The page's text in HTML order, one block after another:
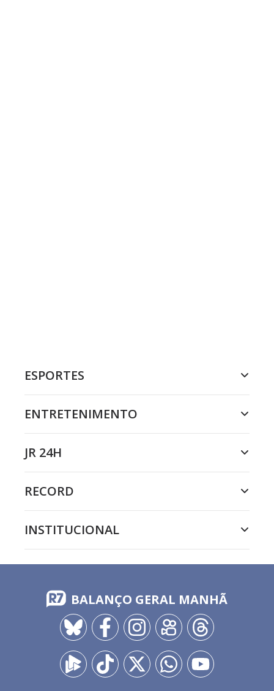
ESPORTES
ENTRETENIMENTO
JR 24H
RECORD
INSTITUCIONAL
BALANÇO GERAL MANHÃ